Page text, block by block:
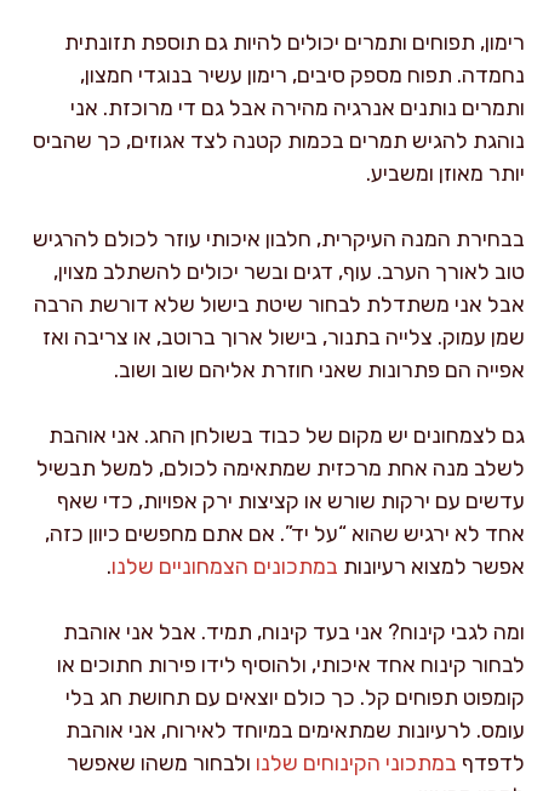
רימון, תפוחים ותמרים יכולים להיות גם תוספת תזונתית
נחמדה. תפוח מספק סיבים, רימון עשיר בנוגדי חמצון,
ותמרים נותנים אנרגיה מהירה אבל גם די מרוכזת. אני
נוהגת להגיש תמרים בכמות קטנה לצד אגוזים, כך שהביס
יותר מאוזן ומשביע.
בבחירת המנה העיקרית, חלבון איכותי עוזר לכולם להרגיש
טוב לאורך הערב. עוף, דגים ובשר יכולים להשתלב מצוין,
אבל אני משתדלת לבחור שיטת בישול שלא דורשת הרבה
שמן עמוק. צלייה בתנור, בישול ארוך ברוטב, או צריבה ואז
אפייה הם פתרונות שאני חוזרת אליהם שוב ושוב.
גם לצמחונים יש מקום של כבוד בשולחן החג. אני אוהבת
לשלב מנה אחת מרכזית שמתאימה לכולם, למשל תבשיל
עדשים עם ירקות שורש או קציצות ירק אפויות, כדי שאף
אחד לא ירגיש שהוא “על יד”. אם אתם מחפשים כיוון כזה,
אפשר למצוא רעיונות במתכונים הצמחוניים שלנו.
ומה לגבי קינוח? אני בעד קינוח, תמיד. אבל אני אוהבת
לבחור קינוח אחד איכותי, ולהוסיף לידו פירות חתוכים או
קומפוט תפוחים קל. כך כולם יוצאים עם תחושת חג בלי
עומס. לרעיונות שמתאימים במיוחד לאירוח, אני אוהבת
לדפדף במתכוני הקינוחים שלנו ולבחור משהו שאפשר